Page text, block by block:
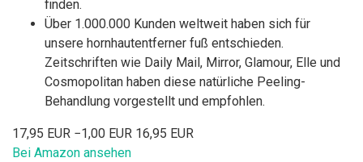
finden.
Über 1.000.000 Kunden weltweit haben sich für
unsere hornhautentferner fuß entschieden.
Zeitschriften wie Daily Mail, Mirror, Glamour, Elle und
Cosmopolitan haben diese natürliche Peeling-
Behandlung vorgestellt und empfohlen.
17,95 EUR −1,00 EUR 16,95 EUR
Bei Amazon ansehen